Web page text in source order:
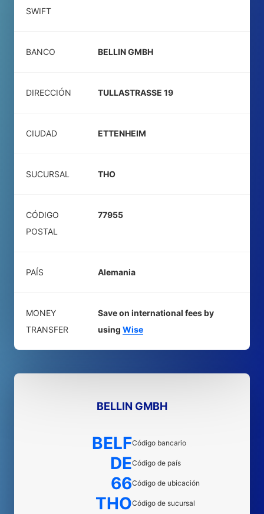
SWIFT
BANCO BELLIN GMBH
DIRECCIÓN TULLASTRASSE 19
CIUDAD ETTENHEIM
SUCURSAL THO
CÓDIGO
POSTAL
77955
PAÍS Alemania
MONEY
TRANSFER
Save on international fees by
using Wise
BELLIN GMBH
BELFCódigo bancario
DECódigo de país
66Código de ubicación
THOCódigo de sucursal